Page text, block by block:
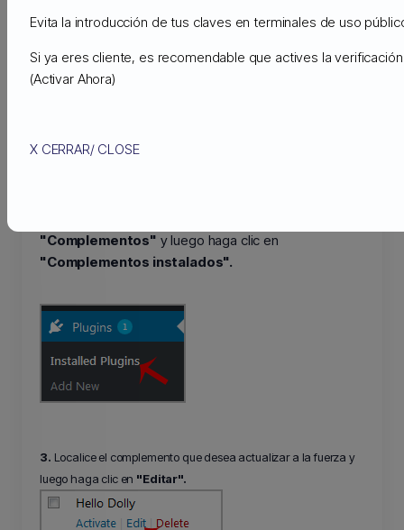
cuando está actualizado a su última versión, sin
complemento.
"Complementos" y luego haga clic en
"Complementos instalados".
3. Localice el complemento que desea actualizar a la fuerza y
luego haga clic en "Editar".
Evita la introducción de tus claves en terminales de uso
Si ya eres cliente, es recomendable que actives la
(Activar Ahora)
X CERRAR/ CLOSE